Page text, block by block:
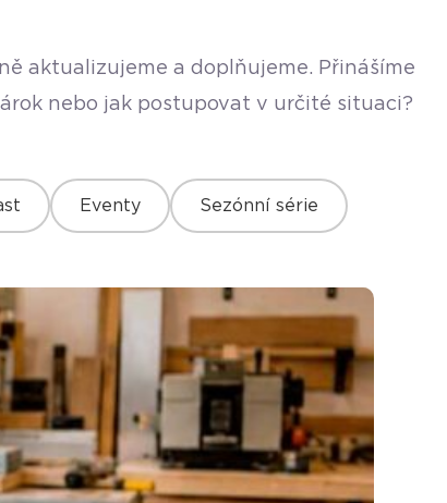
aktualizujeme a doplňujeme. Přinášíme
nebo jak postupovat v určité situaci?
Eventy Sezónní série